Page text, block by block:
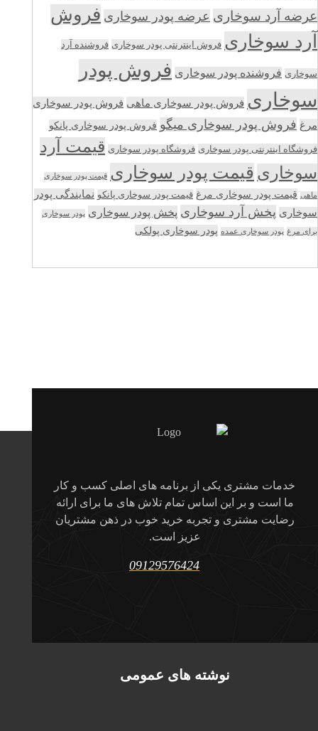
عرضه آرد سوخاری عرضه پودر سوخاری فروش
آرد سوخاری فروش اینترنتی پودر سوخاری فروشنده آرد
سوخاری فروشنده پودر سوخاری فروش پودر
سوخاری فروش پودر سوخاری ماهی فروش پودر سوخاری
مرغ فروش پودر سوخاری میگو فروش پودر سوخاری پانکو
فروشگاه اینترنتی پودر سوخاری فروشگاه پودر سوخاری قیمت آرد
سوخاری قیمت پودر سوخاری قیمت پودر سوخاری
ماهی قیمت پودر سوخاری مرغ قیمت پودر سوخاری پانکو نمایندگی پودر
سوخاری پخش آرد سوخاری پخش پودر سوخاری پودر سوخاری
برای مرغ پودر سوخاری عمده پودر سوخاری پولکی
خدمات مشتری یکی از برنامه های اصلی کسب و کار
ما است و بر این اساس تمام تلاش های ما برای ارائه
رضایت مشتری و تجربه خرید خوب در ذهن مشتریان
عزیز است.
09129576424
نوشته های عمومی